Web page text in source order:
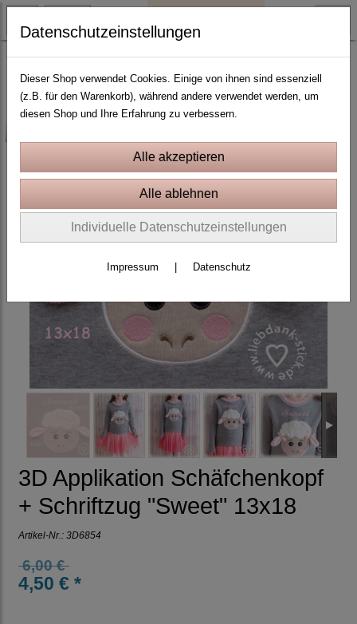
3D Applikation
3D Applikation Schäfchenkopf
+ Schriftzug "Sweet" 13x18
Artikel-Nr.: 3D6854
6,00 €
4,50 € *
Datenschutzeinstellungen
Dieser Shop verwendet Cookies. Einige von ihnen sind essenziell
(z.B. für den Warenkorb), während andere verwendet werden, um
diesen Shop und Ihre Erfahrung zu verbessern.
Individuelle Datenschutzeinstellungen
Impressum Datenschutz